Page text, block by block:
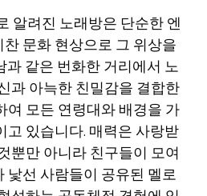
알려진 노래방은 단순한 엔
문화 현상으로 그 위상을
같은 번화한 거리에서 노
과 아늑한 친밀감을 결합한
여 모든 연령대와 배경을 가
고 있습니다. 매력은 사랑받
뿐만 아니라 친구들이 모여
낯선 사람들이 공유된 멜로